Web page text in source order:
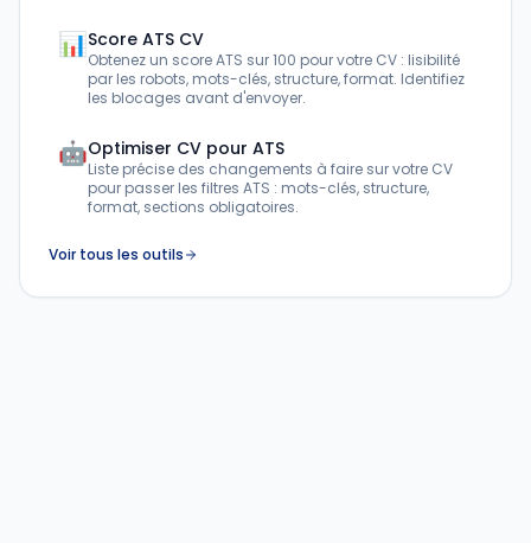
📊Score ATS CV
Obtenez un score ATS sur 100 pour votre CV : lisibilité
par les robots, mots-clés, structure, format. Identifiez
les blocages avant d'envoyer.
🤖Optimiser CV pour ATS
Liste précise des changements à faire sur votre CV
pour passer les filtres ATS : mots-clés, structure,
format, sections obligatoires.
Voir tous les outils